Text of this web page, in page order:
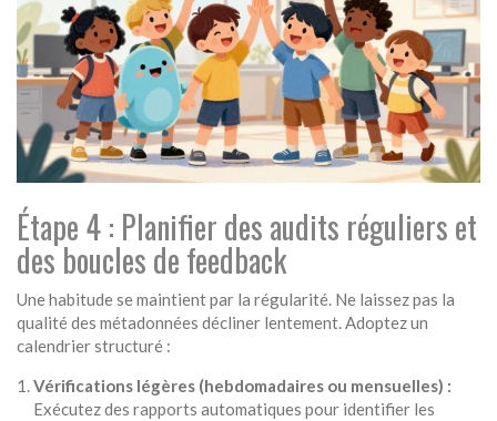
Étape 4 : Planifier des audits réguliers et
des boucles de feedback
Une habitude se maintient par la régularité. Ne laissez pas la
qualité des métadonnées décliner lentement. Adoptez un
calendrier structuré :
Vérifications légères (hebdomadaires ou mensuelles) :
Exécutez des rapports automatiques pour identifier les